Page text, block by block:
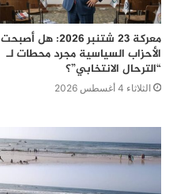
معركة 23 شتنبر 2026: هل أصبحت
الأحزاب السياسية مجرد محطات لـ
“الترحال الانتخابي”؟
الثلاثاء 4 أغسطس 2026